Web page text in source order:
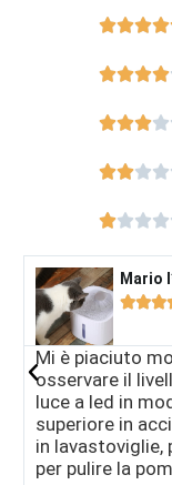





Mario

Mi è piaciuto
osservare il
luce a led in
superiore in
in lavastoviglie,
per pulire la